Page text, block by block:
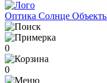
Оптика Солнце
0
0